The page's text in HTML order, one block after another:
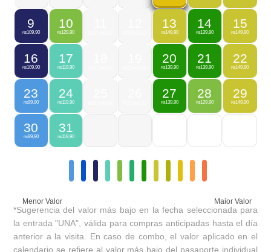
9
R$109,90
10
R$129,90
13
R$149,90
14
R$139,90
15
R$149,90
16
R$109,90
17
R$119,90
20
R$139,90
21
R$139,90
22
R$149,90
23
R$99,90
24
R$119,90
27
R$139,90
28
R$129,90
29
R$149,90
30
R$99,90
31
R$119,90
Menor Valor Maior Valor
*Sugerencia del valor más bajo en la fecha seleccionada para
la entrada "UNA", válida para compras anticipadas hasta el día
anterior a la visita. En caso de combo, el valor aplicado en el
calendario se refiere al valor más bajo del pasaporte individual